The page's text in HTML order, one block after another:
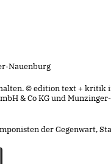
Nauenburg
© edition text + kritik
& Co KG und
der Gegenwart,